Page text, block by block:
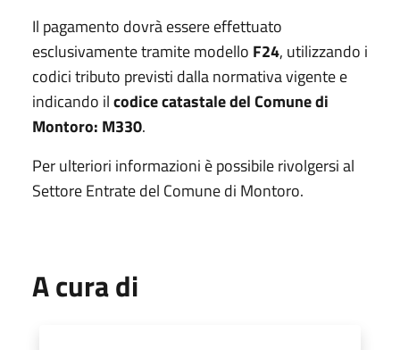
Il pagamento dovrà essere effettuato
esclusivamente tramite modello F24, utilizzando i
codici tributo previsti dalla normativa vigente e
indicando ilcodice catastale del Comune di
Montoro: M330.
Per ulteriori informazioni è possibile rivolgersi al
Settore Entrate del Comune di Montoro.
A cura di